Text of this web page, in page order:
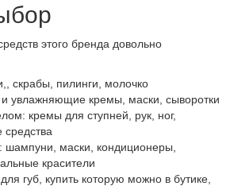
этого бренда довольно
скрабы, пилинги, молочко
увлажняющие кремы, маски, сыворотки
кремы для ступней, рук, ног,
шампуни, маски, кондиционеры,
красители
губ, купить которую можно в бутике,